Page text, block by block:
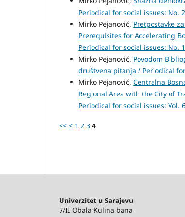
Periodical for social issues: No.
Mirko Pejanović, Pretpostavke
Prerequisites for Accelerating
Periodical for social issues: No.
Mirko Pejanović, Povodom
društvena pitanja / Periodical
Mirko Pejanović, Centralna
Regional Area with the City of
Periodical for social issues: Vol.
<< < 1 2 3 4
Univerzitet u Sarajevu
7/II Obala Kulina bana